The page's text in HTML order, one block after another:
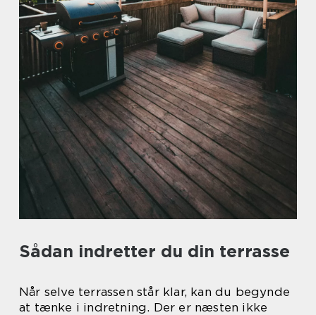
Sådan indretter du din terrasse
Når selve terrassen står klar, kan du begynde
at tænke i indretning. Der er næsten ikke